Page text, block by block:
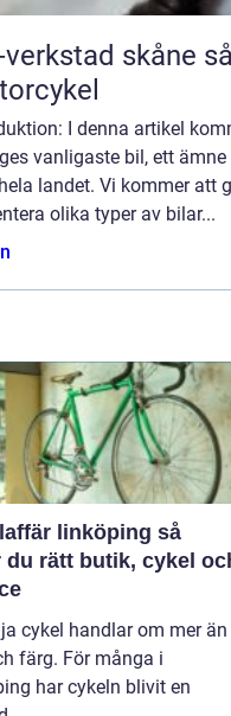
skåne så hittar du rätt hjälp för din
I denna artikel
vanligaste bil, ett
landet. Vi kommer att
olika typer av bilar...
linköping så
du rätt butik, cykel
cykel handlar om mer än
färg. För många i
har cykeln blivit en